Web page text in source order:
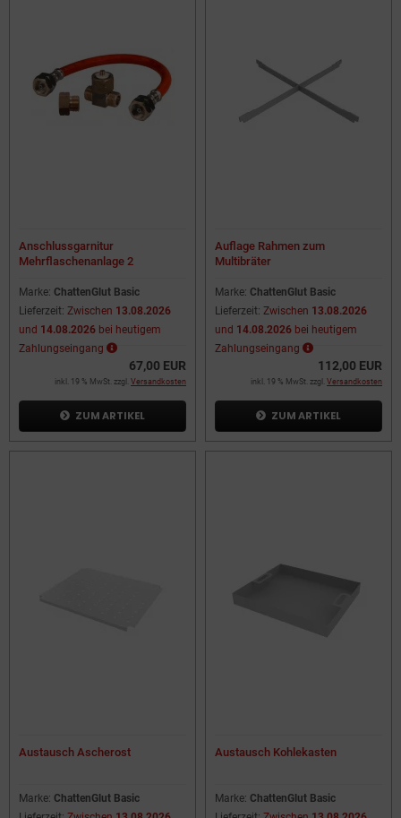
Anschlussgarnitur
Mehrflaschenanlage 2
Marke: ChattenGlut Basic
Lieferzeit: Zwischen 13.08.2026
und 14.08.2026 bei heutigem
Zahlungseingang
67,00 EUR
inkl. 19 % MwSt. zzgl. Versandkosten
ZUM ARTIKEL
Auflage Rahmen zum
Multibräter
Marke: ChattenGlut Basic
Lieferzeit: Zwischen 13.08.2026
und 14.08.2026 bei heutigem
Zahlungseingang
112,00 EUR
inkl. 19 % MwSt. zzgl. Versandkosten
ZUM ARTIKEL
Austausch Ascherost
Marke: ChattenGlut Basic
Austausch Kohlekasten
Marke: ChattenGlut Basic